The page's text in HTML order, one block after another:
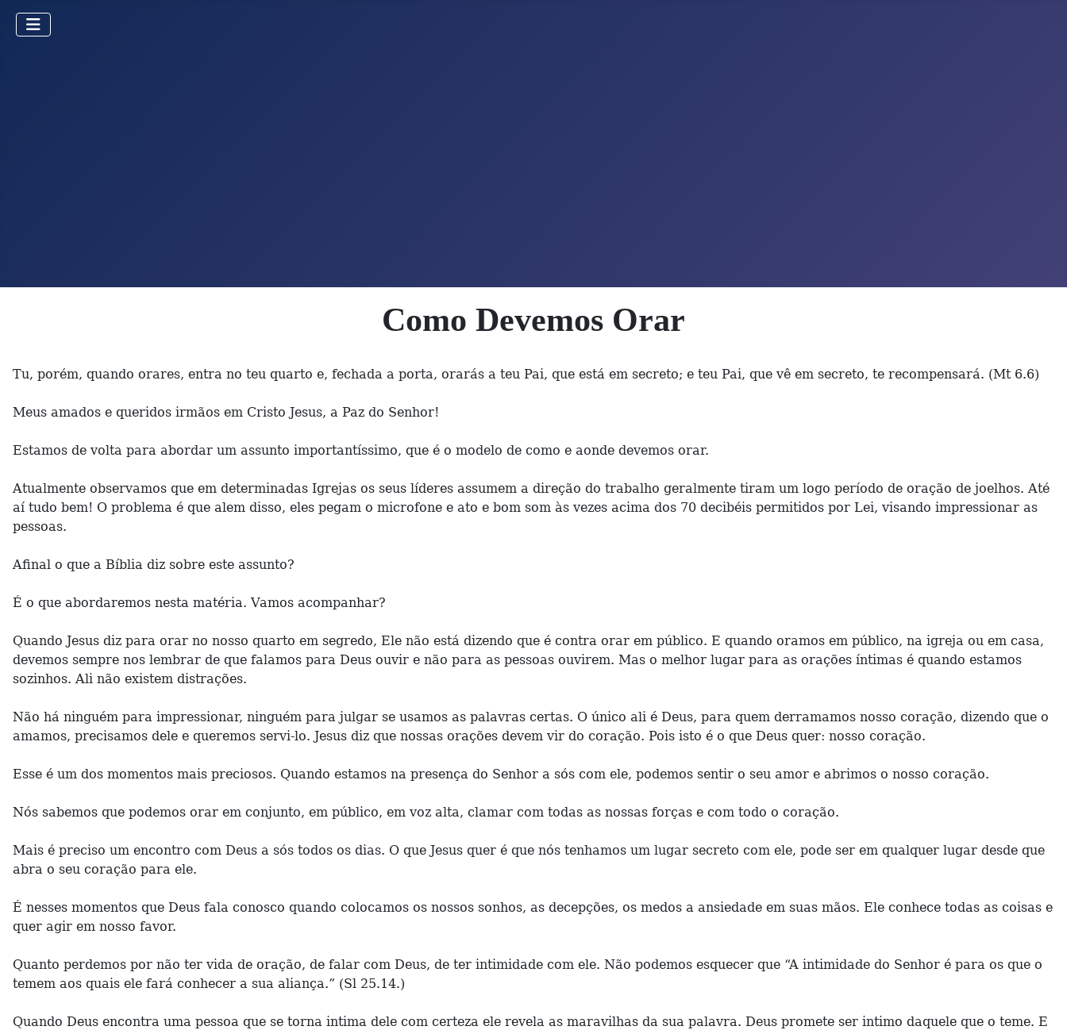
Como Devemos Orar
Tu, porém, quando orares, entra no teu quarto e, fechada a porta, orarás a teu Pai, que está em secreto; e teu Pai, que vê em secreto, te recompensará. (Mt 6.6)
Meus amados e queridos irmãos em Cristo Jesus, a Paz do Senhor!
Estamos de volta para abordar um assunto importantíssimo, que é o modelo de como e aonde devemos orar.
Atualmente observamos que em determinadas Igrejas os seus líderes assumem a direção do trabalho geralmente tiram um logo período de oração de joelhos. Até
aí tudo bem! O problema é que alem disso, eles pegam o microfone e ato e bom som às vezes acima dos 70 decibéis permitidos por Lei, visando impressionar as
pessoas.
Afinal o que a Bíblia diz sobre este assunto?
É o que abordaremos nesta matéria. Vamos acompanhar?
Quando Jesus diz para orar no nosso quarto em segredo, Ele não está dizendo que é contra orar em público. E quando oramos em público, na igreja ou em casa,
devemos sempre nos lembrar de que falamos para Deus ouvir e não para as pessoas ouvirem. Mas o melhor lugar para as orações íntimas é quando estamos
sozinhos. Ali não existem distrações.
Não há ninguém para impressionar, ninguém para julgar se usamos as palavras certas. O único ali é Deus, para quem derramamos nosso coração, dizendo que o
amamos, precisamos dele e queremos servi-lo. Jesus diz que nossas orações devem vir do coração. Pois isto é o que Deus quer: nosso coração.
Esse é um dos momentos mais preciosos. Quando estamos na presença do Senhor a sós com ele, podemos sentir o seu amor e abrimos o nosso coração.
Nós sabemos que podemos orar em conjunto, em público, em voz alta, clamar com todas as nossas forças e com todo o coração.
Mais é preciso um encontro com Deus a sós todos os dias. O que Jesus quer é que nós tenhamos um lugar secreto com ele, pode ser em qualquer lugar desde que
abra o seu coração para ele.
É nesses momentos que Deus fala conosco quando colocamos os nossos sonhos, as decepções, os medos a ansiedade em suas mãos. Ele conhece todas as coisas e
quer agir em nosso favor.
Quanto perdemos por não ter vida de oração, de falar com Deus, de ter intimidade com ele. Não podemos esquecer que “A intimidade do Senhor é para os que o
temem aos quais ele fará conhecer a sua aliança.” (Sl 25.14.)
Quando Deus encontra uma pessoa que se torna intima dele com certeza ele revela as maravilhas da sua palavra. Deus promete ser intimo daquele que o teme. E